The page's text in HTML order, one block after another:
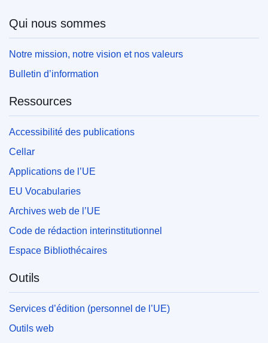
Qui nous sommes
Notre mission, notre vision et nos valeurs
Bulletin d’information
Ressources
Accessibilité des publications
Cellar
Applications de l’UE
EU Vocabularies
Archives web de l’UE
Code de rédaction interinstitutionnel
Espace Bibliothécaires
Outils
Services d’édition (personnel de l’UE)
Outils web